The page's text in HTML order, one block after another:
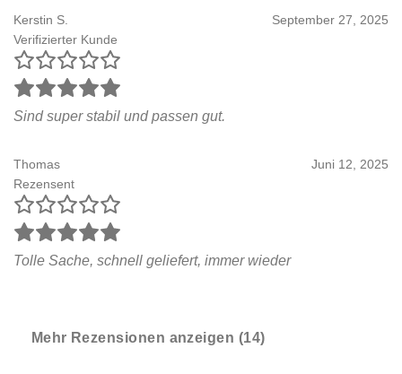
Kerstin S.
Verifizierter Kunde
September 27, 2025
Sind super stabil und passen gut.
Thomas
Rezensent
Juni 12, 2025
Tolle Sache, schnell geliefert, immer wieder
Mehr Rezensionen anzeigen (14)